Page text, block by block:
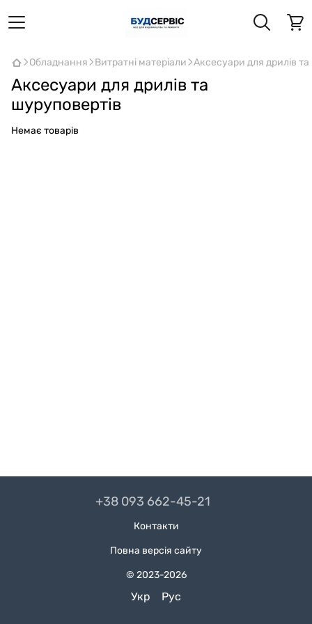
Обладнання Витратні матеріали Аксесуари для дрилів
Аксесуари для дрилів та
шуруповертів
Немає товарів
+38 093 662-45-21
Контакти
Повна версія сайту
© 2023-2026
Укр Рус